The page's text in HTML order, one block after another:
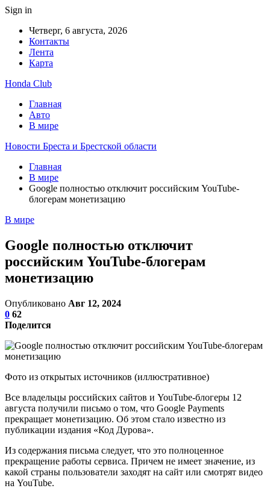
Sign in
Четверг, 6 августа, 2026
Контакты
Лента
Карта
Honda Club
Главная
Авто
В мире
Новости Бреста и Брестской области
Главная
В мире
Google полностью отключит российским YouTube-
блогерам монетизацию
В мире
Google полностью отключит
российским YouTube-блогерам
монетизацию
Опубликовано Авг 12, 2024
0 62
Поделится
Фото из открытых источников (иллюстративное)
Все владельцы российских сайтов и YouTube-блогеры 12
августа получили письмо о том, что Google Payments
прекращает монетизацию. Об этом стало известно из
публикации издания «Код Дурова».
Из содержания письма следует, что это полноценное
прекращение работы сервиса. Причем не имеет значение, из
какой страны пользователи заходят на сайт или смотрят видео
на YouTube.